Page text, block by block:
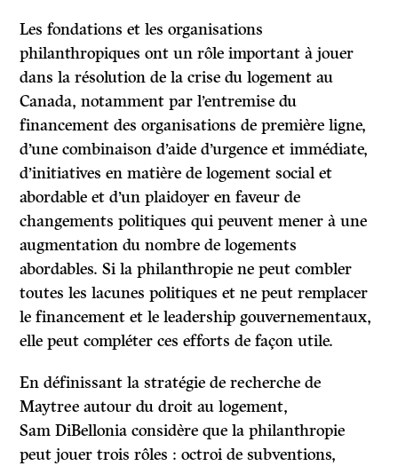
Les fondations et les organisations
philanthropiques ont un rôle important à jouer
dans la résolution de la crise du logement au
Canada, notamment par l’entremise du
financement des organisations de première ligne,
d’une combinaison d’aide d’urgence et immédiate,
d’initiatives en matière de logement social et
abordable et d’un plaidoyer en faveur de
changements politiques qui peuvent mener à une
augmentation du nombre de logements
abordables. Si la philanthropie ne peut combler
toutes les lacunes politiques et ne peut remplacer
le financement et le leadership gouvernementaux,
elle peut compléter ces efforts de façon utile.
En définissant la stratégie de recherche de
Maytree autour du droit au logement,
Sam DiBellonia considère que la philanthropie
peut jouer trois rôles : octroi de subventions,